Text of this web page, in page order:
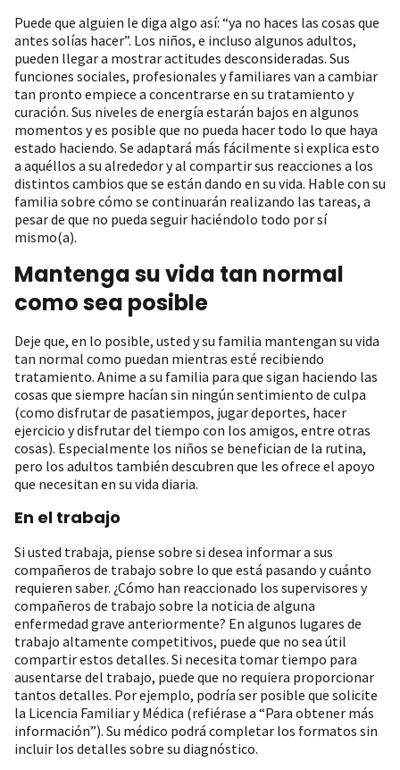
Puede que alguien le diga algo así: “ya no haces las cosas que
antes solías hacer”. Los niños, e incluso algunos adultos,
pueden llegar a mostrar actitudes desconsideradas. Sus
funciones sociales, profesionales y familiares van a cambiar
tan pronto empiece a concentrarse en su tratamiento y
curación. Sus niveles de energía estarán bajos en algunos
momentos y es posible que no pueda hacer todo lo que haya
estado haciendo. Se adaptará más fácilmente si explica esto
a aquéllos a su alrededor y al compartir sus reacciones a los
distintos cambios que se están dando en su vida. Hable con su
familia sobre cómo se continuarán realizando las tareas, a
pesar de que no pueda seguir haciéndolo todo por sí
mismo(a).
Mantenga su vida tan normal
como sea posible
Deje que, en lo posible, usted y su familia mantengan su vida
tan normal como puedan mientras esté recibiendo
tratamiento. Anime a su familia para que sigan haciendo las
cosas que siempre hacían sin ningún sentimiento de culpa
(como disfrutar de pasatiempos, jugar deportes, hacer
ejercicio y disfrutar del tiempo con los amigos, entre otras
cosas). Especialmente los niños se benefician de la rutina,
pero los adultos también descubren que les ofrece el apoyo
que necesitan en su vida diaria.
En el trabajo
Si usted trabaja, piense sobre si desea informar a sus
compañeros de trabajo sobre lo que está pasando y cuánto
requieren saber. ¿Cómo han reaccionado los supervisores y
compañeros de trabajo sobre la noticia de alguna
enfermedad grave anteriormente? En algunos lugares de
trabajo altamente competitivos, puede que no sea útil
compartir estos detalles. Si necesita tomar tiempo para
ausentarse del trabajo, puede que no requiera proporcionar
tantos detalles. Por ejemplo, podría ser posible que solicite
la Licencia Familiar y Médica (refiérase a “Para obtener más
información”). Su médico podrá completar los formatos sin
incluir los detalles sobre su diagnóstico.